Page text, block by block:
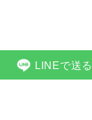
LINEで送る